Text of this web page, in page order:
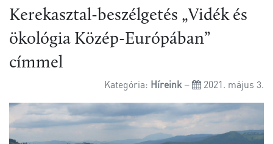
Kerekasztal-beszélgetés „Vidék és
ökológia Közép-Európában”
címmel
Kategória: Híreink 2021. május 3.